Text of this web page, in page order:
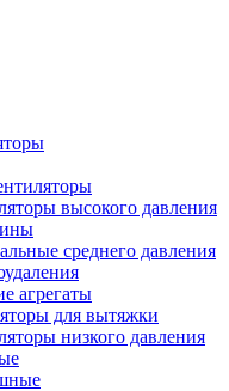
высокого давления
среднего давления
агрегаты
для вытяжки
низкого давления